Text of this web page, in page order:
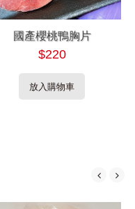
國產櫻桃鴨胸片
$220
放入購物車